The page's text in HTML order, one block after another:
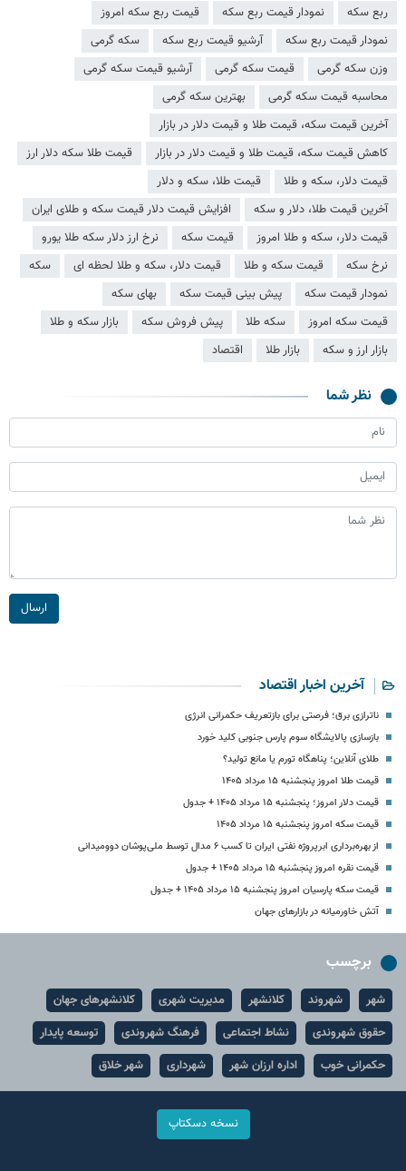
ربع سکه
نمودار قیمت ربع سکه
قیمت ربع سکه امروز
نمودار قیمت ربع سکه
آرشیو قیمت ربع سکه
سکه گرمی
وزن سکه گرمی
قیمت سکه گرمی
آرشیو قیمت سکه گرمی
محاسبه قیمت سکه گرمی
بهترین سکه گرمی
آخرین قیمت سکه، قیمت طلا و قیمت دلار در بازار
کاهش قیمت سکه، قیمت طلا و قیمت دلار در بازار
قیمت طلا سکه دلار ارز
قیمت دلار، سکه و طلا
قیمت طلا، سکه و دلار
آخرین قیمت طلا، دلار و سکه
افزایش قیمت دلار قیمت سکه و طلای ایران
قیمت دلار، سکه و طلا امروز
قیمت سکه
نرخ ارز دلار سکه طلا یورو
نرخ سكه
قیمت سکه و طلا قیمت دلار، سکه و طلا لحظه ای
سکه
نمودار قیمت سکه
پیش بینی قیمت سکه
بهای سکه
قیمت سکه امروز
سکه طلا پیش فروش سکه
بازار سکه و طلا
بازار ارز و سکه
بازار طلا اقتصاد
نظر شما
ارسال
آخرین اخبار اقتصاد
ناترازی برق؛ فرصتی برای بازتعریف حکمرانی انرژی
بازسازی پالایشگاه سوم پارس جنوبی کلید خورد
طلای آنلاین؛ پناهگاه تورم یا مانع تولید؟
قیمت طلا امروز پنجشنبه ۱۵ مرداد ۱۴۰۵
قیمت دلار امروز؛ پنجشنبه ۱۵ مرداد ۱۴۰۵ + جدول
قیمت سکه امروز پنجشنبه ۱۵ مرداد ۱۴۰۵
از بهره‌برداری ابرپروژه نفتی ایران تا کسب ۶ مدال توسط ملی‌پوشان دوومیدانی
قیمت نقره امروز پنجشنبه ۱۵ مرداد ۱۴۰۵ + جدول
قیمت سکه پارسیان امروز پنجشنبه ۱۵ مرداد ۱۴۰۵ + جدول
آتش خاورمیانه در بازارهای جهان
برچسب
شهر شهروند کلانشهر مدیریت شهری
کلانشهرهای جهان
حقوق شهروندی
نشاط اجتماعی فرهنگ شهروندی
توسعه پایدار
حکمرانی خوب
اداره ارزان شهر شهرداری شهر خلاق
نسخه دسکتاپ